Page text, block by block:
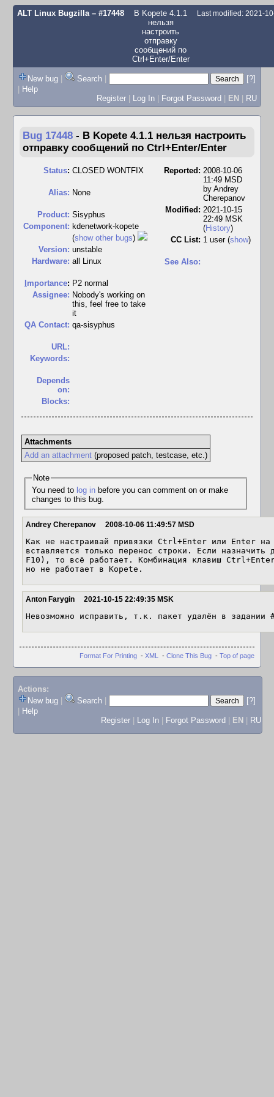
ALT Linux Bugzilla– #17448
В Kopete 4.1.1
нельзя
настроить
отправку
сообщений по
Ctrl+Enter/Enter
Last modified: 2021-
New bug | Search |
[?]
| Help
Register | Log In | Forgot Password | EN | RU
Bug 17448 - В Kopete 4.1.1 нельзя настроить
отправку сообщений по Ctrl+Enter/Enter
Status: CLOSED WONTFIX
Alias: None
Product: Sisyphus
Component: kdenetwork-kopete
(show other bugs)
Version: unstable
Hardware: all Linux
mportance: P2 normal
Assignee: Nobody's working on
this, feel free to take
it
QA Contact: qa-sisyphus
URL:
Keywords:
Depends
on:
Blocks:
Reported: 2008-10-06
11:49 MSD
by Andrey
Cherepanov
Modified: 2021-10-15
22:49 MSK
(History)
CC List: 1 user (show)
See Also:
Attachments
Add an attachment(proposed patch, testcase, etc.)
Note
You need to log inbefore you can comment on or make
changes to this bug.
Andrey Cherepanov 2008-10-06 11:49:57 MSD
Как не настраивай привязки Ctrl+Enter или Enter на
вставляется только перенос строки. Если назначить
F10), то всё работает. Комбинация клавиш
но не работает в Kopete.
Anton Farygin 2021-10-15 22:49:35 MSK
Невозможно исправить, т.к. пакет удалён в задании
Format For Printing - XML - Clone This Bug - Top of page
Actions:
New bug
Search
[?]
Help
Register
Log In Forgot Password EN RU